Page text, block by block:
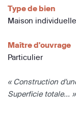
Type de bien
Maison individuelle
Maître d'ouvrage
Particulier
« Construction
Superficie totale... »